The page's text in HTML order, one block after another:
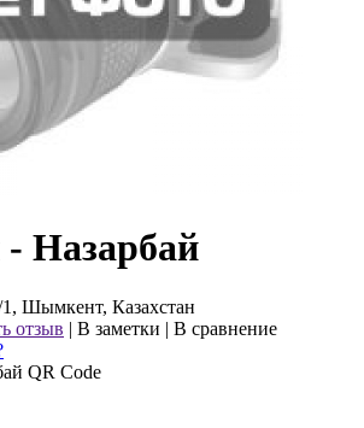
Назарбай
Шымкент, Казахстан
отзыв | В заметки | В сравнение